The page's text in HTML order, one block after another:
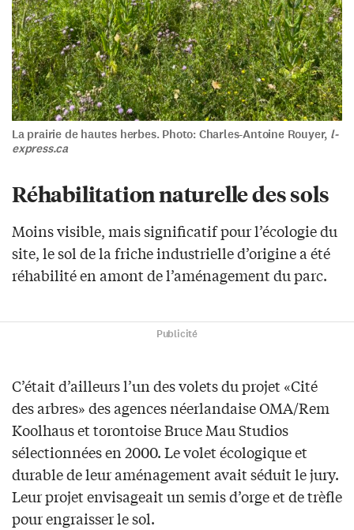
La prairie de hautes herbes. Photo: Charles-Antoine Rouyer, l-
express.ca
Réhabilitation naturelle des sols
Moins visible, mais significatif pour l’écologie du
site, le sol de la friche industrielle d’origine a été
réhabilité en amont de l’aménagement du parc.
Publicité
C’était d’ailleurs l’un des volets du projet «Cité
des arbres» des agences néerlandaise OMA/Rem
Koolhaus et torontoise Bruce Mau Studios
sélectionnées en 2000. Le volet écologique et
durable de leur aménagement avait séduit le jury.
Leur projet envisageait un semis d’orge et de trèfle
pour engraisser le sol.